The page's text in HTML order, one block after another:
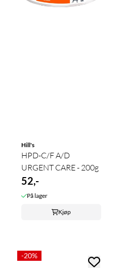
Hill's
HPD-C/F A/D
URGENT CARE - 200g
52,-
På lager
Kjøp
-20%